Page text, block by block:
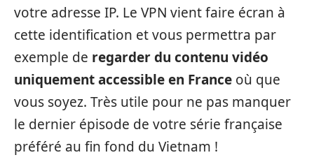
votre adresse IP. Le VPN vient faire écran à
cette identification et vous permettra par
exemple de regarder du contenu vidéo
uniquement accessible en France où que
vous soyez. Très utile pour ne pas manquer
le dernier épisode de votre série française
préféré au fin fond du Vietnam !